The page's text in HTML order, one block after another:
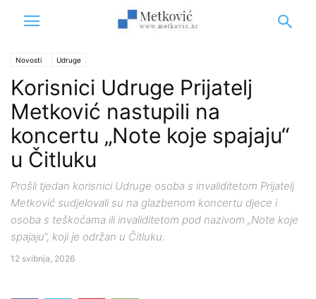
Novosti Udruge
Korisnici Udruge Prijatelj
Metković nastupili na
koncertu „Note koje spajaju“
u Čitluku
Prošli tjedan korisnici Udruge osoba s invaliditetom Prijatelj
Metković sudjelovali su na glazbenom koncertu djece i
osoba s teškoćama ili invaliditetom pod nazivom „Note koje
spajaju“, koji je održan u Čitluku.
12 svibnja, 2026